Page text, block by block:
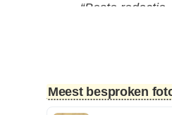
“Beste
Bisschop Philip
Meest besproken